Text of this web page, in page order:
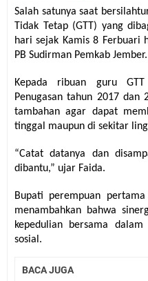
Salah satunya saat
Tidak Tetap (GTT) yang
hari sejak Kamis 8 Ferbuari
PB Sudirman Pemkab Jember.
Kepada ribuan guru
Penugasan tahun 2017 dan
tambahan agar dapat
tinggal maupun di sekitar
“Catat datanya dan
dibantu,” ujar Faida.
Bupati perempuan
menambahkan bahwa
kepedulian bersama
sosial.
BACA JUGA